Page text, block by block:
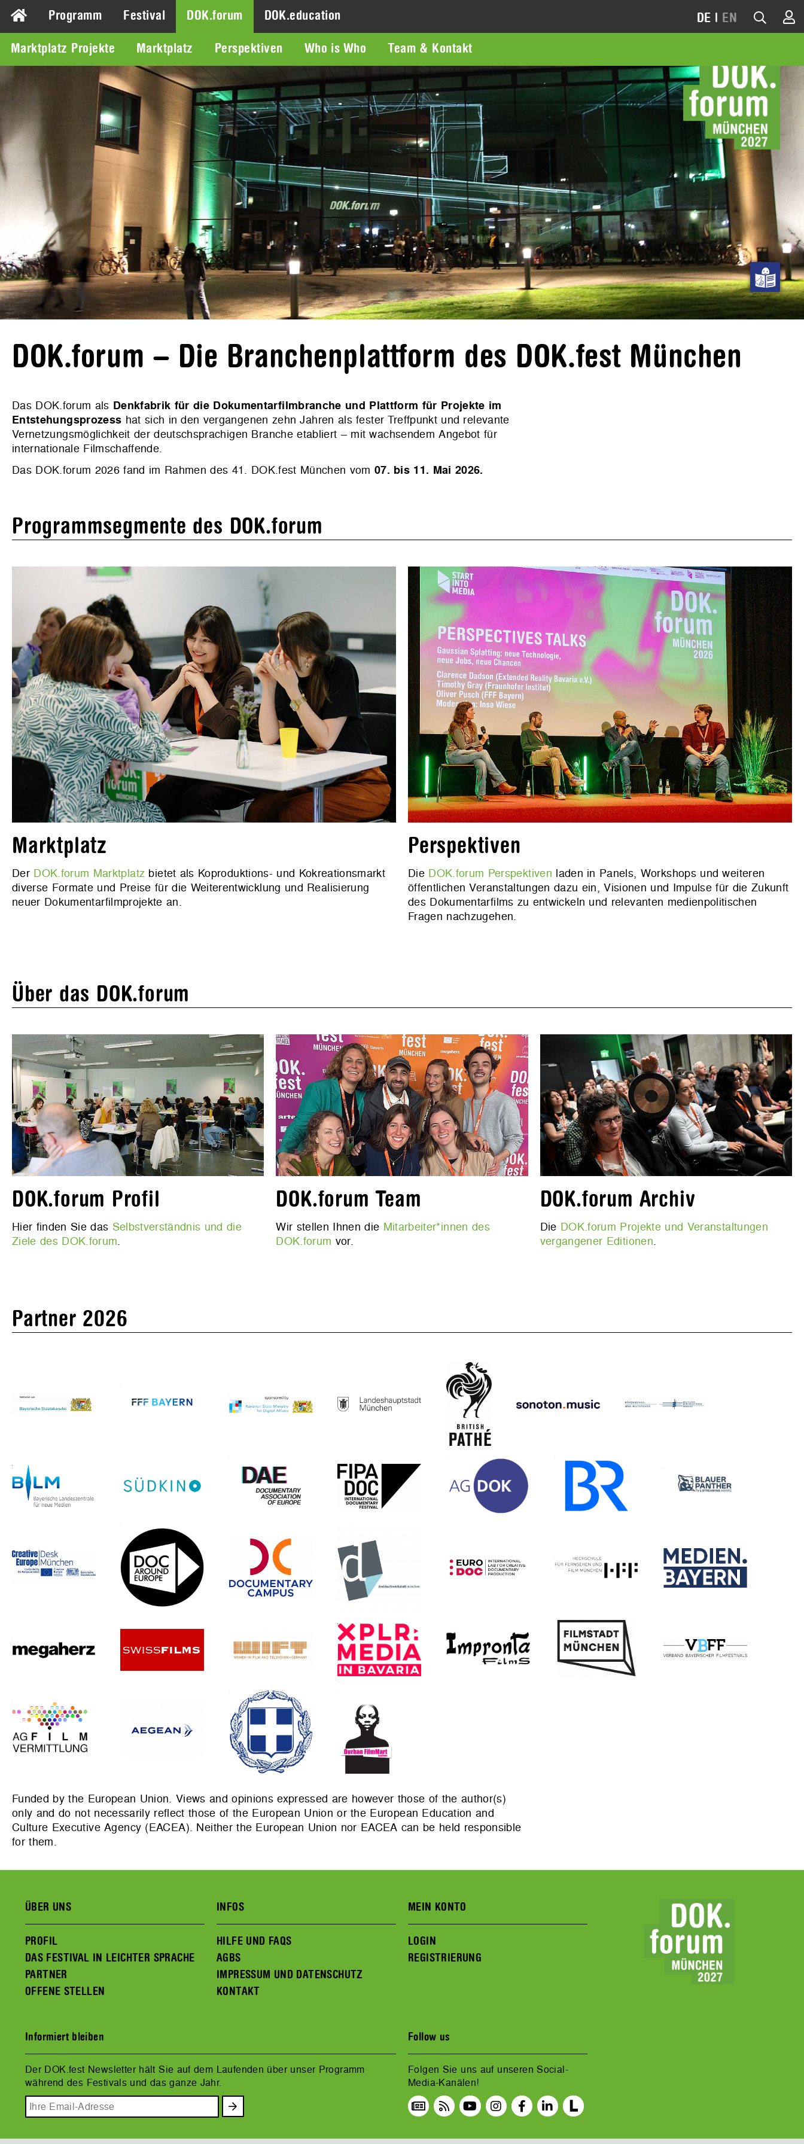
Programm Festival DOK.forum
Marktplatz Projekte Marktplatz Perspektiven Who is Who Team & Kontakt
DOK.education DE | EN
DOK.forum – Die Branchenplattform des DOK.fest München
Das DOK.forum als Denkfabrik für die Dokumentarfilmbranche und Plattform für Projekte im
Entstehungsprozess hat sich in den vergangenen zehn Jahren als fester Treffpunkt und relevante
Vernetzungsmöglichkeit der deutschsprachigen Branche etabliert – mit wachsendem Angebot für
internationale Filmschaffende.
Das DOK.forum 2026 fand im Rahmen des 41. DOK.fest München vom 07. bis 11. Mai 2026.
Programmsegmente des DOK.forum
Marktplatz
Der DOK.forum Marktplatz bietet als Koproduktions- und Kokreationsmarkt
diverse Formate und Preise für die Weiterentwicklung und Realisierung
neuer Dokumentarfilmprojekte an.
Perspektiven
Die DOK.forum Perspektiven laden in Panels, Workshops und weiteren
öffentlichen Veranstaltungen dazu ein, Visionen und Impulse für die Zukunft
des Dokumentarfilms zu entwickeln und relevanten medienpolitischen
Fragen nachzugehen.
Über das DOK.forum
DOK.forum Profil
Hier finden Sie das Selbstverständnis und die
Ziele des DOK.forum.
DOK.forum Team
Wir stellen Ihnen die Mitarbeiter*innen des
DOK.forum vor.
DOK.forum Archiv
Die DOK.forum Projekte und Veranstaltungen
vergangener Editionen.
Partner 2026
Funded by the European Union. Views and opinions expressed are however those of the author(s)
only and do not necessarily reflect those of the European Union or the European Education and
Culture Executive Agency (EACEA). Neither the European Union nor EACEA can be held responsible
for them.
ÜBER UNS
PROFIL
DAS FESTIVAL IN LEICHTER SPRACHE
PARTNER
OFFENE STELLEN
INFOS
HILFE UND FAQS
AGBS
IMPRESSUM UND DATENSCHUTZ
KONTAKT
MEIN KONTO
LOGIN
REGISTRIERUNG
Informiert bleiben
Der DOK.fest Newsletter hält Sie auf dem Laufenden über unser Programm
während des Festivals und das ganze Jahr.
Follow us
Folgen Sie uns auf unseren Social-
Media-Kanälen!